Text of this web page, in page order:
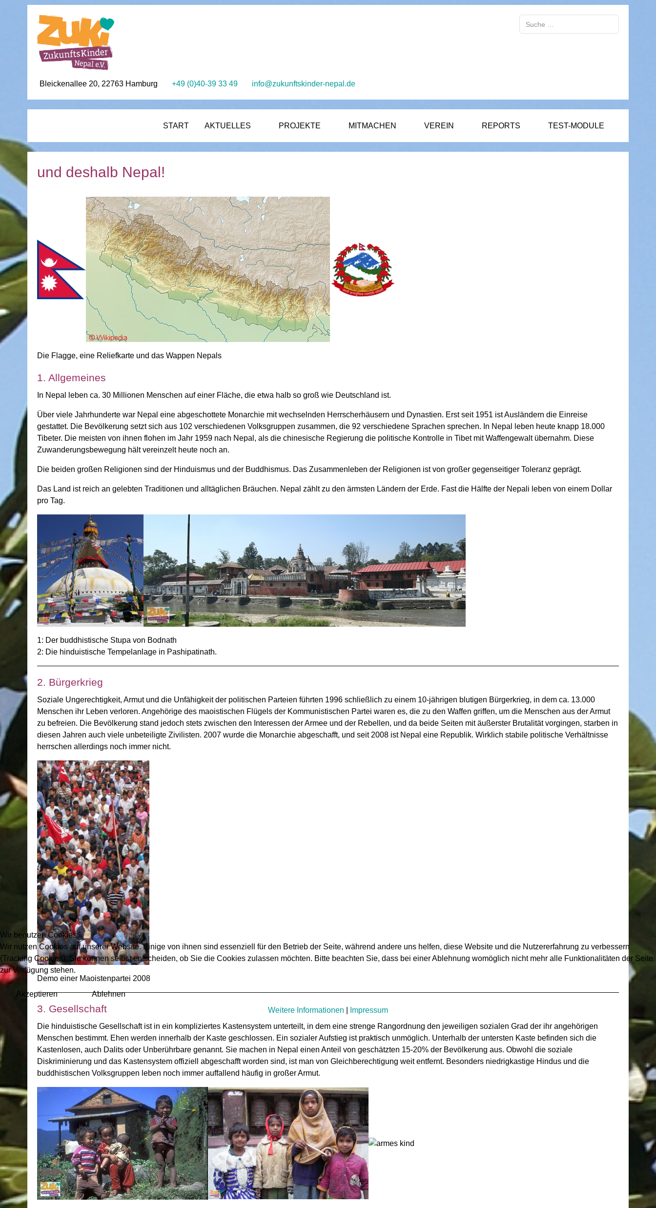
Bleickenallee 20, 22763 Hamburg +49 (0)40-39 33 49 info@zukunftskinder-nepal.de
START AKTUELLES PROJEKTE MITMACHEN VEREIN REPORTS TEST-MODULE
und deshalb Nepal!
Die Flagge, eine Reliefkarte und das Wappen Nepals
1. Allgemeines
In Nepal leben ca. 30 Millionen Menschen auf einer Fläche, die etwa halb so groß wie Deutschland ist.
Über viele Jahrhunderte war Nepal eine abgeschottete Monarchie mit wechselnden Herrscherhäusern und Dynastien. Erst seit 1951 ist Ausländern die Einreise
gestattet. Die Bevölkerung setzt sich aus 102 verschiedenen Volksgruppen zusammen, die 92 verschiedene Sprachen sprechen. In Nepal leben heute knapp 18.000
Tibeter. Die meisten von ihnen flohen im Jahr 1959 nach Nepal, als die chinesische Regierung die politische Kontrolle in Tibet mit Waffengewalt übernahm. Diese
Zuwanderungsbewegung hält vereinzelt heute noch an.
Die beiden großen Religionen sind der Hinduismus und der Buddhismus. Das Zusammenleben der Religionen ist von großer gegenseitiger Toleranz geprägt.
Das Land ist reich an gelebten Traditionen und alltäglichen Bräuchen. Nepal zählt zu den ärmsten Ländern der Erde. Fast die Hälfte der Nepali leben von einem Dollar
pro Tag.
1: Der buddhistische Stupa von Bodnath
2: Die hinduistische Tempelanlage in Pashipatinath.
2. Bürgerkrieg
Soziale Ungerechtigkeit, Armut und die Unfähigkeit der politischen Parteien führten 1996 schließlich zu einem 10-jährigen blutigen Bürgerkrieg, in dem ca. 13.000
Menschen ihr Leben verloren. Angehörige des maoistischen Flügels der Kommunistischen Partei waren es, die zu den Waffen griffen, um die Menschen aus der Armut
zu befreien. Die Bevölkerung stand jedoch stets zwischen den Interessen der Armee und der Rebellen, und da beide Seiten mit äußerster Brutalität vorgingen, starben in
diesen Jahren auch viele unbeteiligte Zivilisten. 2007 wurde die Monarchie abgeschafft, und seit 2008 ist Nepal eine Republik. Wirklich stabile politische Verhältnisse
herrschen allerdings noch immer nicht.
Demo einer Maoistenpartei 2008
3. Gesellschaft
Die hinduistische Gesellschaft ist in ein kompliziertes Kastensystem unterteilt, in dem eine strenge Rangordnung den jeweiligen sozialen Grad der ihr angehörigen
Menschen bestimmt. Ehen werden innerhalb der Kaste geschlossen. Ein sozialer Aufstieg ist praktisch unmöglich. Unterhalb der untersten Kaste befinden sich die
Kastenlosen, auch Dalits oder Unberührbare genannt. Sie machen in Nepal einen Anteil von geschätzten 15-20% der Bevölkerung aus. Obwohl die soziale
Diskriminierung und das Kastensystem offiziell abgeschafft worden sind, ist man von Gleichberechtigung weit entfernt. Besonders niedrigkastige Hindus und die
buddhistischen Volksgruppen leben noch immer auffallend häufig in großer Armut.
Wir benutzen Cookies
Wir nutzen Cookies auf unserer Website. Einige von ihnen sind essenziell für den Betrieb der Seite, während andere uns helfen, diese Website und die Nutzererfahrung zu verbessern
(Tracking Cookies). Sie können selbst entscheiden, ob Sie die Cookies zulassen möchten. Bitte beachten Sie, dass bei einer Ablehnung womöglich nicht mehr alle Funktionalitäten der Seite
zur Verfügung stehen.
Akzeptieren
Ablehnen
Weitere Informationen
Impressum